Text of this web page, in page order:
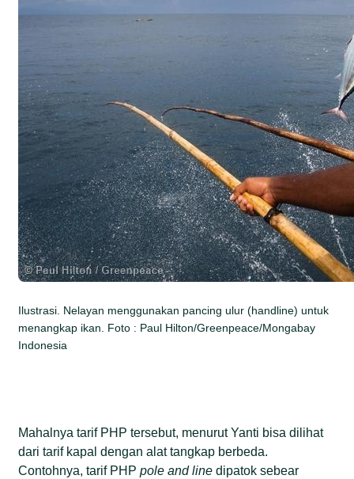
Ilustrasi. Nelayan menggunakan pancing ulur (handline) untuk
menangkap ikan. Foto : Paul Hilton/Greenpeace/Mongabay
Indonesia
Mahalnya tarif PHP tersebut, menurut Yanti bisa dilihat
dari tarif kapal dengan alat tangkap berbeda.
Contohnya, tarif PHPpole and linedipatok sebear